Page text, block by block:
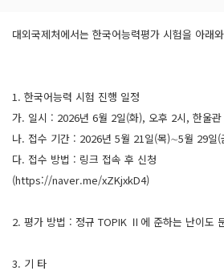
대외국제처에서는 한국어능력평가 시험을 아래
1. 한국어능력 시험 진행 일정
가. 일시 : 2026년 6월 2일(화), 오후 2시, 한울관
나. 접수 기간 : 2026년 5월 21일(목)∼5월 29일(
다. 접수 방법 : 링크 접속 후 신청
(https://naver.me/xZKjxkD4)
2. 평가 방법 : 정규 TOPIK Ⅱ에 준하는 난이도
3. 기 타